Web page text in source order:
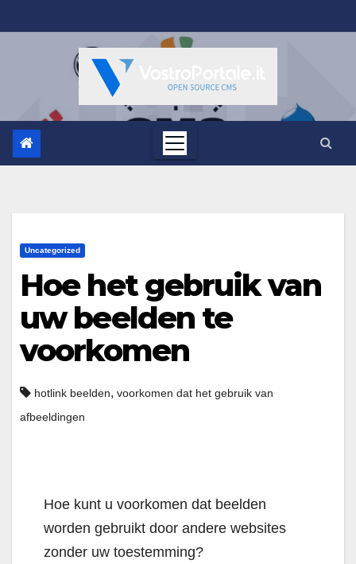
al
Uncategorized
Hoe het gebruik van
uw beelden te
voorkomen
hotlink beelden, voorkomen dat het gebruik van
afbeeldingen
Hoe kunt u voorkomen dat beelden
worden gebruikt door andere websites
zonder uw toestemming?